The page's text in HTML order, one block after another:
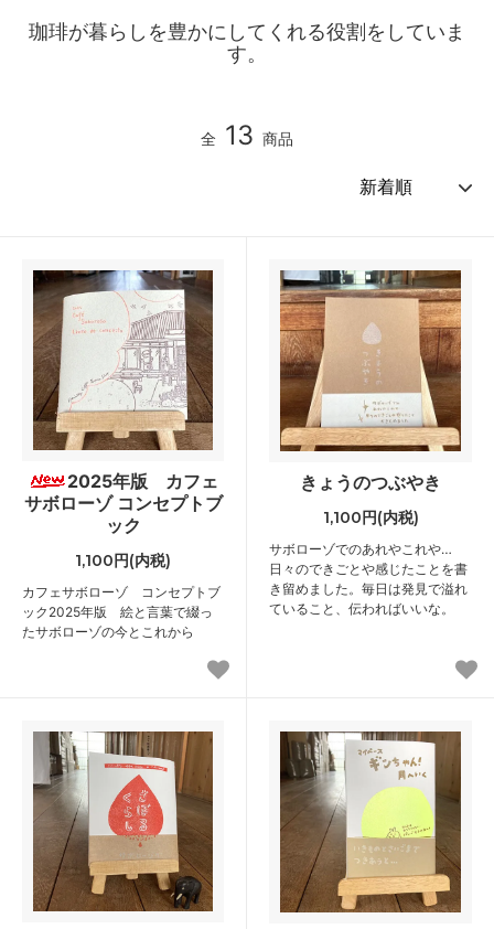
珈琲が暮らしを豊かにしてくれる役割をしていま
す。
全 13 商品
2025年版 カフェ
サボローゾ コンセプトブ
ック
1,100円(内税)
カフェサボローゾ コンセプトブ
ック2025年版 絵と言葉で綴っ
たサボローゾの今とこれから
きょうのつぶやき
1,100円(内税)
サボローゾでのあれやこれや…
日々のできごとや感じたことを書
き留めました。毎日は発見で溢れ
ていること、伝わればいいな。